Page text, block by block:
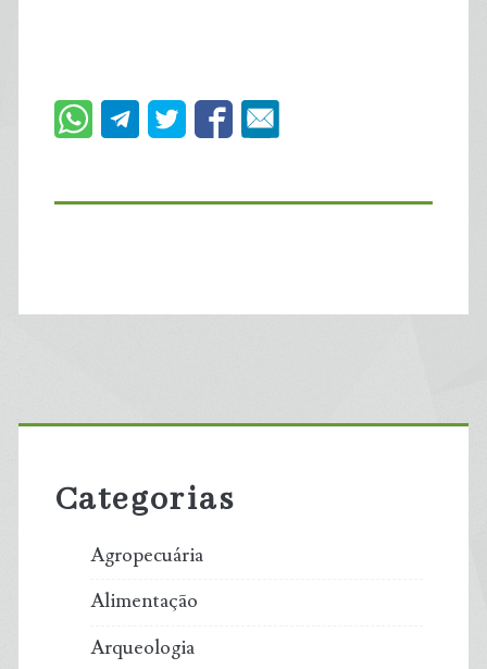
Primary
Sidebar
Categorias
Agropecuária
Alimentação
Arqueologia